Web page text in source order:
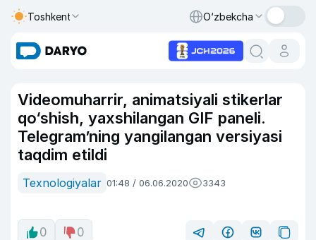
Toshkent O‘zbekcha
Videomuharrir, animatsiyali stikerlar
qo‘shish, yaxshilangan GIF paneli.
Telegram’ning yangilangan versiyasi
taqdim etildi
Texnologiyalar 01:48 / 06.06.2020 3343
0 0